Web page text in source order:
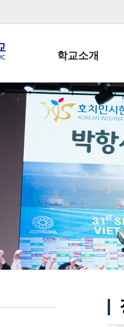
학교소개
학교장인사말
학생회장인사말
학교상징
학교 CI
교직원현황
학생현황
위치/전화
전경사진